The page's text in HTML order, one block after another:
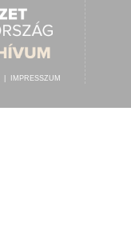
IMPRESSZUM